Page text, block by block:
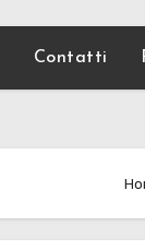
Contatti